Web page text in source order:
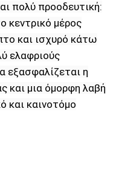
πολύ προοδευτική:
κεντρικό μέρος
και ισχυρό κάτω
ελαφριούς
εξασφαλίζεται η
και μια όμορφη λαβή
και καινοτόμο